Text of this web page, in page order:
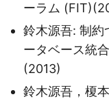
ーラム
鈴木源吾: 制約
ータベース統
(2013)
鈴木源吾，榎